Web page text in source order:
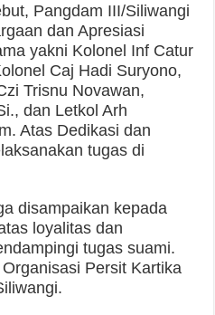
Pangdam III/Siliwangi
dan Apresiasi
yakni Kolonel Inf Catur
Caj Hadi Suryono,
Trisnu Novawan,
dan Letkol Arh
Atas Dedikasi dan
tugas di
disampaikan kepada
loyalitas dan
tugas suami.
Persit Kartika